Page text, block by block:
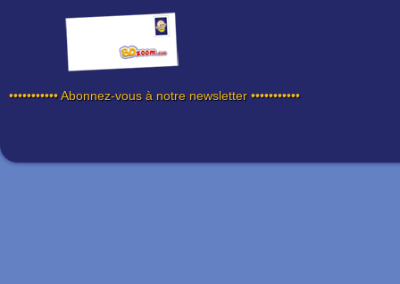
••••••••••• Abonnez-vous à notre newsletter •••••••••••